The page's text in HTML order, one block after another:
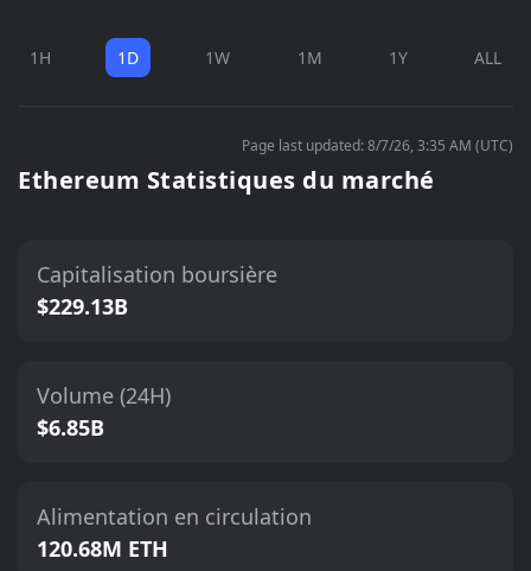
1H 1D 1W 1M 1Y ALL
Page last updated: 8/7/26, 3:35 AM (UTC)
Ethereum Statistiques du marché
Capitalisation boursière
$229.13B
Volume (24H)
$6.85B
Alimentation en circulation
120.68M ETH